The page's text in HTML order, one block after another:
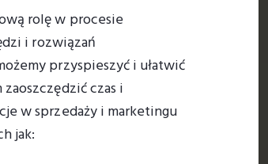
rolę w procesie
i rozwiązań
przyspieszyć i ułatwić
czas i
w sprzedaży i marketingu
jak: